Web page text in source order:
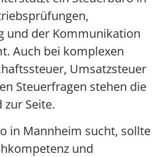
und der Kommunikation
Auch bei komplexen
Umsatzsteuer
Steuerfragen stehen die
zur Seite.
in Mannheim sucht, sollte
und